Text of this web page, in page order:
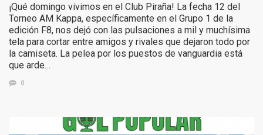
¡Qué domingo vivimos en el Club Piraña! La fecha 12 del
Torneo AM Kappa, específicamente en el Grupo 1 de la
edición F8, nos dejó con las pulsaciones a mil y muchísima
tela para cortar entre amigos y rivales que dejaron todo por
la camiseta. La pelea por los puestos de vanguardia está
que arde…
0